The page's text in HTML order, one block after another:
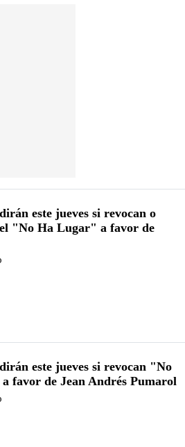
este jueves si revocan o
"No Ha Lugar" a favor de
este jueves si revocan "No
favor de Jean Andrés Pumarol